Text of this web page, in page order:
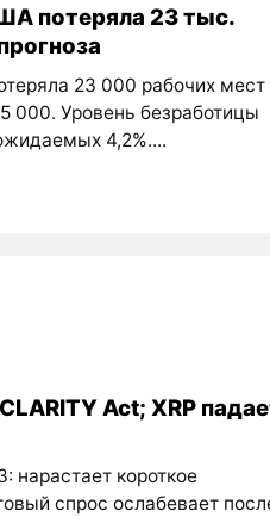
потеряла 23 тыс.
23 000 рабочих мест
000. Уровень безработицы
4,2%....
Act; XRP
нарастает короткое
спрос ослабевает